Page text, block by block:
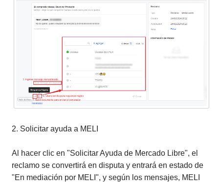
2. Solicitar ayuda a MELI
Al hacer clic en "Solicitar Ayuda de Mercado Libre", el
reclamo se convertirá en disputa y entrará en estado de
"En mediación por MELI", y según los mensajes, MELI